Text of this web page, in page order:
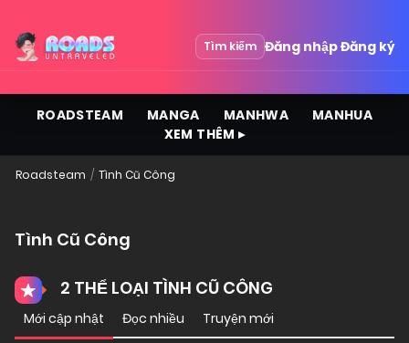
Tìm kiếm Đăng nhậpĐăng ký
ROADSTEAM MANGA MANHWA
MANHUA
XEM THÊM ▸
Roadsteam Tình Cũ Công
Tình Cũ Công
2 THỂ LOẠI TÌNH CŨ CÔNG
Mới cập nhật Đọc nhiều Truyện mới